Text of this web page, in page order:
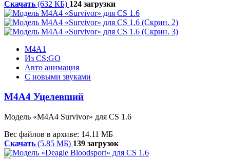
Скачать (632 КБ) 124 загрузки
M4A1
Из CS:GO
Авто анимация
С новыми звуками
M4A4 Уцелевший
Модель «M4A4 Survivor» для CS 1.6
Вес файлов в архиве: 14.11 МБ
Скачать (5.85 МБ) 139 загрузок